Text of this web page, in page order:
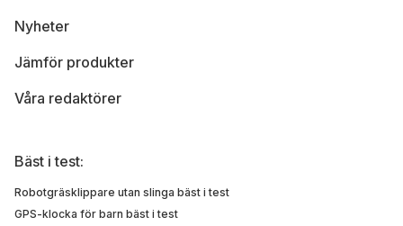
Nyheter
Jämför produkter
Våra redaktörer
Bäst i test:
Robotgräsklippare utan slinga bäst i test
GPS-klocka för barn bäst i test